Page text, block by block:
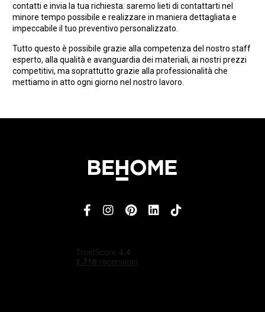
contatti e invia la tua richiesta: saremo lieti di contattarti nel
minore tempo possibile e realizzare in maniera dettagliata e
impeccabile il tuo preventivo personalizzato.
Tutto questo è possibile grazie alla competenza del nostro staff
esperto, alla qualità e avanguardia dei materiali, ai nostri prezzi
competitivi, ma soprattutto grazie alla professionalità che
mettiamo in atto ogni giorno nel nostro lavoro.